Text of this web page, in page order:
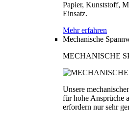
Papier, Kunststoff,
Einsatz.
Mehr erfahren
Mechanische
MECHANISCHE
Unsere
für hohe Ansprüche
erfordern nur sehr